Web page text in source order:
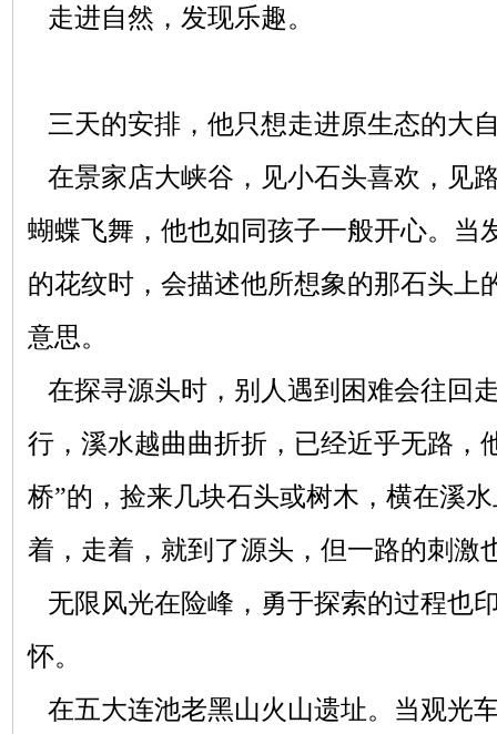
走进自然，发现乐趣。
三天的安排，他只想走进原生态的大
在景家店大峡谷，见小石头喜欢，见
蝴蝶飞舞，他也如同孩子一般开心。当
的花纹时，会描述他所想象的那石头上
意思。
在探寻源头时，别人遇到困难会往回
行，溪水越曲曲折折，已经近乎无路，
桥”的，捡来几块石头或树木，横在溪
着，走着，就到了源头，但一路的刺激
无限风光在险峰，勇于探索的过程也
怀。
在五大连池老黑山火山遗址。当观光